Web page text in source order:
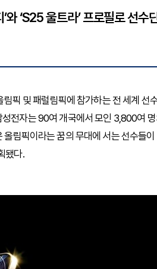
와 ‘S25 울트라’ 프로필로 선수
픽 및 패럴림픽에 참가하는 전 세계 선
전자는 90여 개국에서 모인 3,800여 명
림픽이라는 꿈의 무대에 서는 선수들이
됐다.